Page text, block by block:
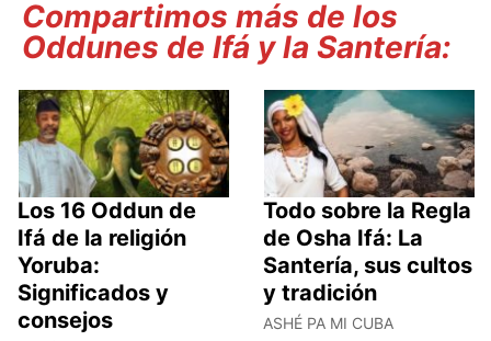
Compartimos más de los
Oddunes de Ifá y la Santería:
Los 16 Oddun de
Ifá de la religión
Yoruba:
Significados y
consejos
Todo sobre la Regla
de Osha Ifá: La
Santería, sus cultos
y tradición
ASHÉ PA MI CUBA